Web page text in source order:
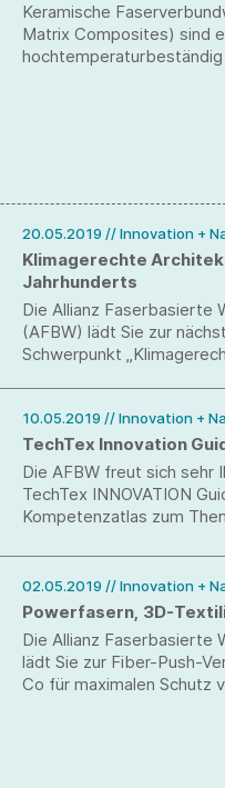
Keramische
Matrix Composites) sind
20.05.2019 // Innovation +
Klimagerechte
Jahrhunderts
Die Allianz Faserbasierte
(AFBW) lädt Sie zur
Schwerpunkt
10.05.2019 // Innovation +
TechTex Innovation
Die AFBW freut sich sehr
TechTex INNOVATION
Kompetenzatlas zum
02.05.2019 // Innovation +
Powerfasern, 3D-
Die Allianz Faserbasierte
lädt Sie zur Fiber-Push-
Co für maximalen Schutz